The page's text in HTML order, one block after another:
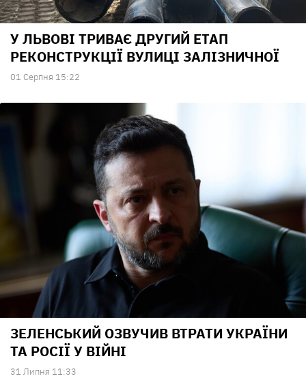
У ЛЬВОВІ ТРИВАЄ ДРУГИЙ ЕТАП
РЕКОНСТРУКЦІЇ ВУЛИЦІ ЗАЛІЗНИЧНОЇ
01 Серпня 15:22
ЗЕЛЕНСЬКИЙ ОЗВУЧИВ ВТРАТИ УКРАЇНИ
ТА РОСІЇ У ВІЙНІ
31 Липня 11:33